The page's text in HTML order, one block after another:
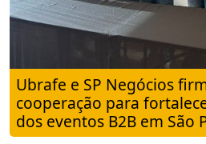
Ubrafe e SP Negócios
cooperação para
dos eventos B2B em São